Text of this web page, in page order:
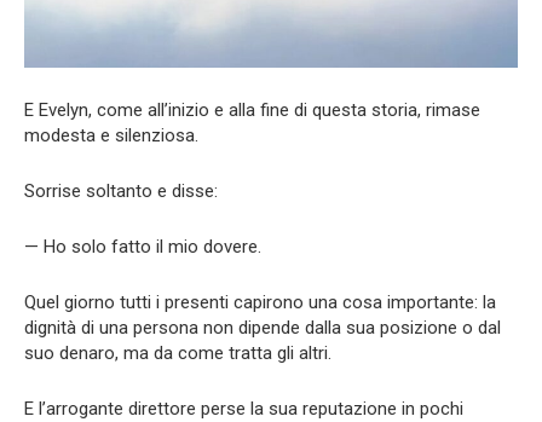
E Evelyn, come all’inizio e alla fine di questa storia, rimase
modesta e silenziosa.
Sorrise soltanto e disse:
— Ho solo fatto il mio dovere.
Quel giorno tutti i presenti capirono una cosa importante: la
dignità di una persona non dipende dalla sua posizione o dal
suo denaro, ma da come tratta gli altri.
E l’arrogante direttore perse la sua reputazione in pochi